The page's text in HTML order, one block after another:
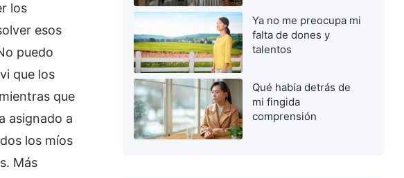
los
esos
puedo
que los
que
asignado a
los míos
Más
Ya no me preocupa mi
falta de dones y
talentos
Qué había detrás de
mi fingida
comprensión